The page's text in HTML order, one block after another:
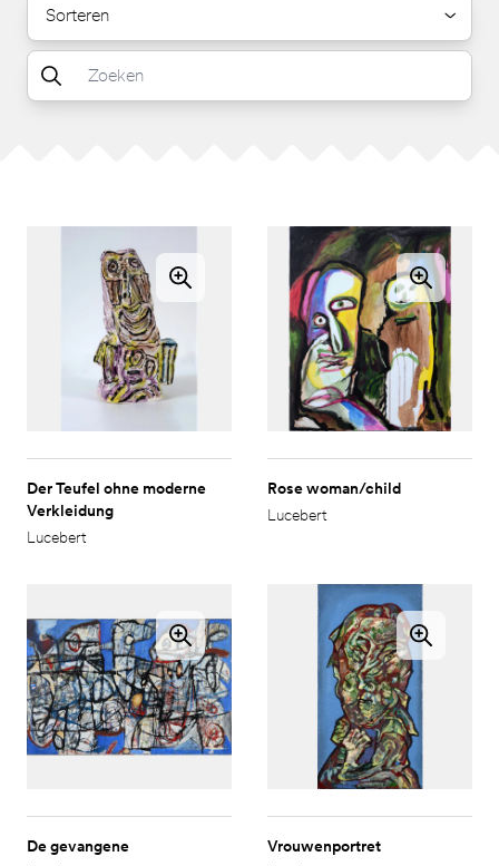
Sorteren
Der Teufel ohne moderne
Verkleidung
Lucebert
Rose woman/child
Lucebert
De gevangene
Vrouwenportret